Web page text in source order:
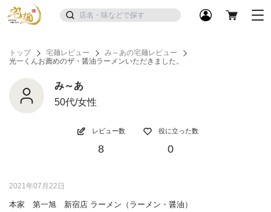
トップ 宅麺レビュー
み～あの宅麺レビュー
光一くんお薦めのザ・醤油ラーメンいただきました。
み～あ
50代/女性
レビュー数
8
役に立った数
0
2021年07月22日
本家 第一旭 新宿店 ラーメン（ラーメン・醤油）